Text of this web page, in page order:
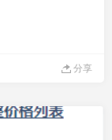
分享